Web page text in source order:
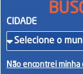
CIDADE
Não encontrei minha